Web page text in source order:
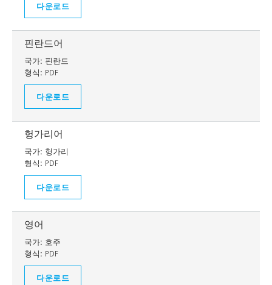
다운로드
핀란드어
국가: 핀란드
형식: PDF
다운로드
헝가리어
국가: 헝가리
형식: PDF
다운로드
영어
국가: 호주
형식: PDF
다운로드